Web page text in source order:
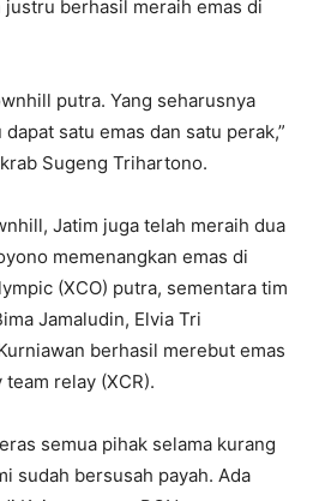
berhasil meraih emas di
putra. Yang seharusnya
satu emas dan satu perak,”
Sugeng Trihartono.
Jatim juga telah meraih dua
memenangkan emas di
(XCO) putra, sementara tim
Jamaludin, Elvia Tri
berhasil merebut emas
relay (XCR).
semua pihak selama kurang
sudah bersusah payah. Ada